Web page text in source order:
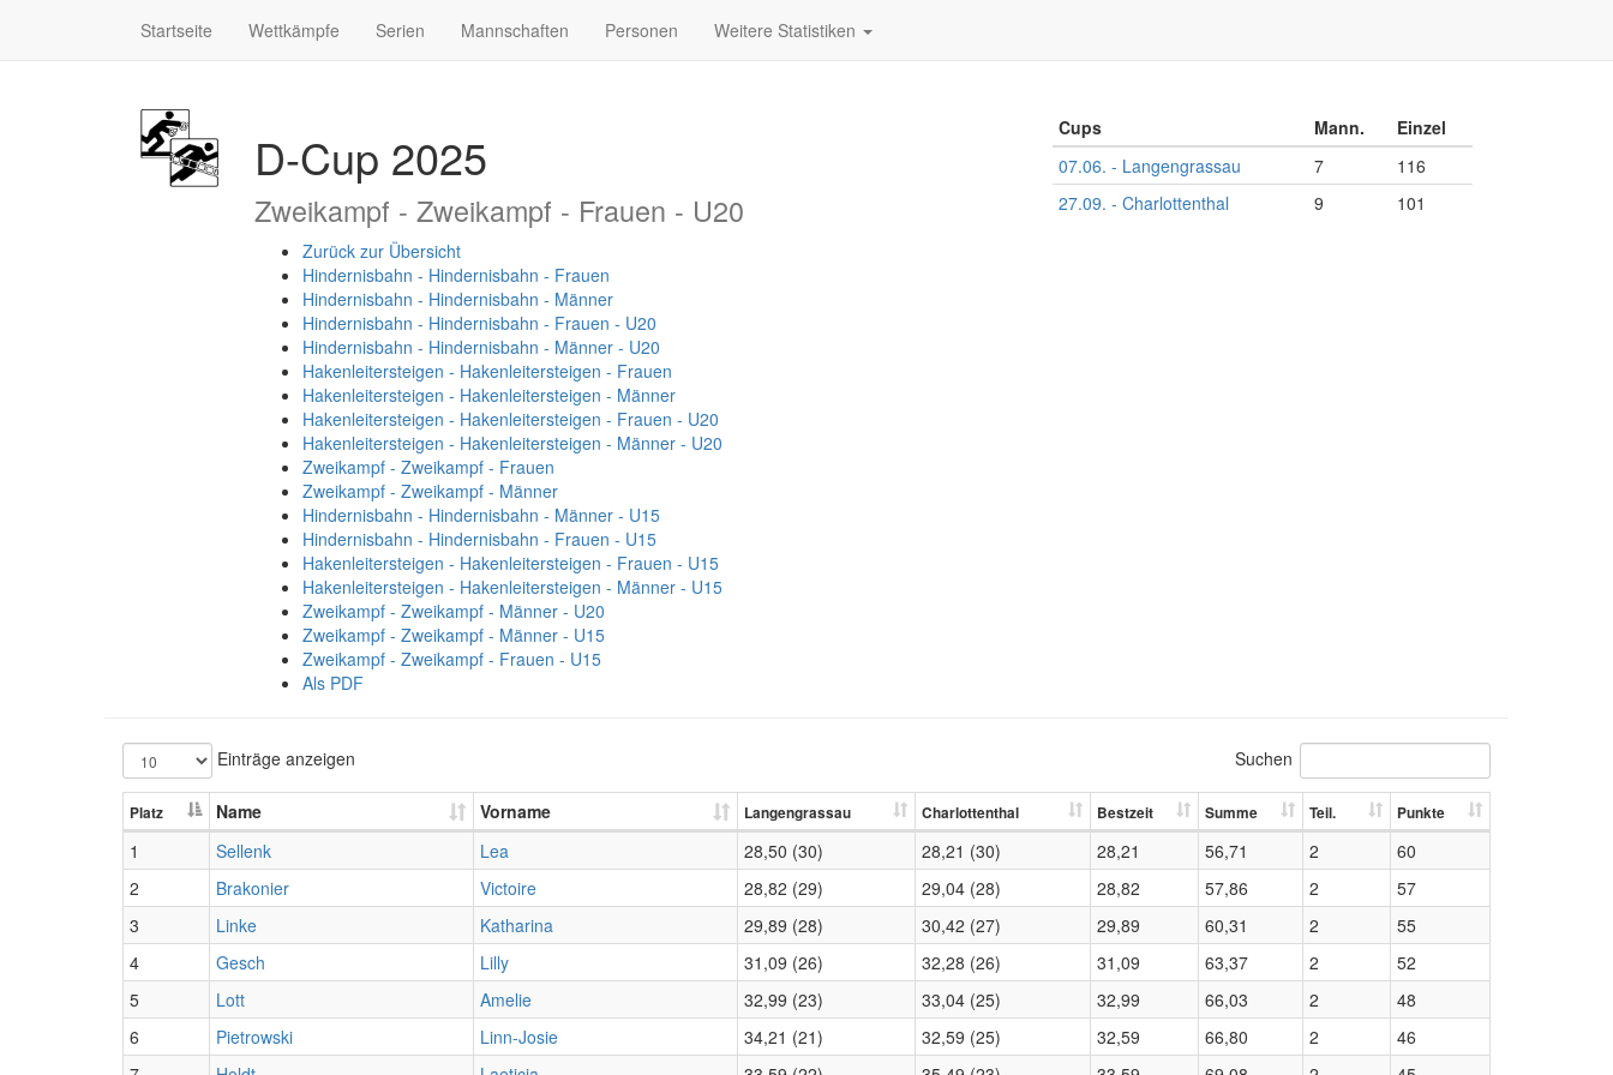
Startseite Wettkämpfe Serien Mannschaften Personen Weitere Statistiken
D-Cup 2025
Zweikampf - Zweikampf - Frauen - U20
Zurück zur Übersicht
Hindernisbahn - Hindernisbahn - Frauen
Hindernisbahn - Hindernisbahn - Männer
Hindernisbahn - Hindernisbahn - Frauen - U20
Hindernisbahn - Hindernisbahn - Männer - U20
Hakenleitersteigen - Hakenleitersteigen - Frauen
Hakenleitersteigen - Hakenleitersteigen - Männer
Hakenleitersteigen - Hakenleitersteigen - Frauen - U20
Hakenleitersteigen - Hakenleitersteigen - Männer - U20
Zweikampf - Zweikampf - Frauen
Zweikampf - Zweikampf - Männer
Hindernisbahn - Hindernisbahn - Männer - U15
Hindernisbahn - Hindernisbahn - Frauen - U15
Hakenleitersteigen - Hakenleitersteigen - Frauen - U15
Hakenleitersteigen - Hakenleitersteigen - Männer - U15
Zweikampf - Zweikampf - Männer - U20
Zweikampf - Zweikampf - Männer - U15
Zweikampf - Zweikampf - Frauen - U15
Als PDF
Cups Mann.
Einzel
07.06. - Langengrassau
7
116
27.09. - Charlottenthal
9 101
Einträge anzeigen Suchen
Platz Name Vorname Langengrassau Charlottenthal Bestzeit Summe Teil. Punkte
1 Sellenk Lea 28,50 (30) 28,21 (30) 28,21 56,71 2
60
2
Brakonier Victoire 28,82 (29) 29,04 (28) 28,82 57,86 2
57
3
Linke Katharina 29,89 (28) 30,42 (27) 29,89 60,31 2
55
4
Gesch Lilly 31,09 (26) 32,28 (26) 31,09 63,37 2
52
5
Lott Amelie 32,99 (23) 33,04 (25) 32,99 66,03 2
48
6
Pietrowski Linn-Josie 34,21 (21) 32,59 (25) 32,59 66,80 2
46